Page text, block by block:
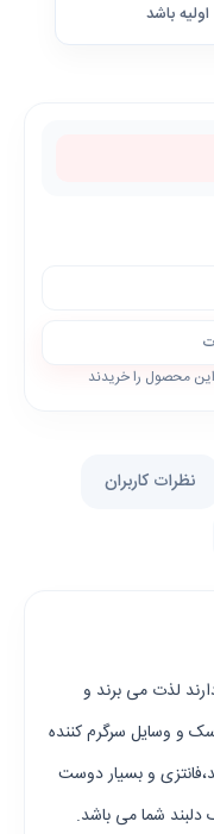
باشد
نظرات کاربران
لذت می برند و
و وسایل سرگرم کننده
و بسیار دوست
دلبند شما می باشد.